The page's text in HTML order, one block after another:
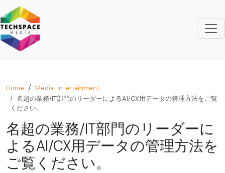
Home
Media Entertainment
名超の業務/IT部門のリーダーによるAI/CX用データの管理方法をご覧
ください。
名超の業務/IT部門のリーダーに
よるAI/CX用データの管理方法を
ご覧ください。